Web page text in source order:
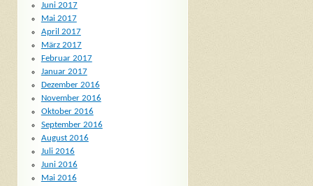
Juni 2017
Mai 2017
April 2017
März 2017
Februar 2017
Januar 2017
Dezember 2016
November 2016
Oktober 2016
September 2016
August 2016
Juli 2016
Juni 2016
Mai 2016